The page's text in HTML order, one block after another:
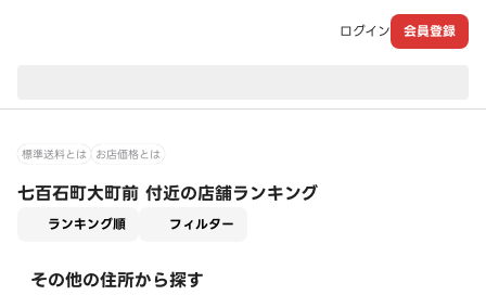
ログイン 会員登録
標準送料とは お店価格とは
七百石町大町前 付近の店舗ランキング
ランキング順 フィルター
その他の住所から探す